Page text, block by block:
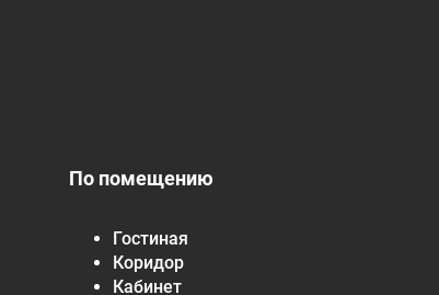
По помещению
Гостиная
Коридор
Кабинет